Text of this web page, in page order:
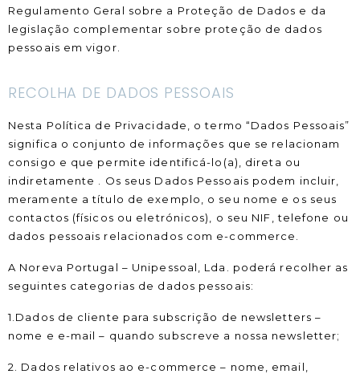
Regulamento Geral sobre a Proteção de Dados e da
legislação complementar sobre proteção de dados
pessoais em vigor.
RECOLHA DE DADOS PESSOAIS
Nesta Política de Privacidade, o termo “Dados Pessoais”
significa o conjunto de informações que se relacionam
consigo e que permite identificá-lo(a), direta ou
indiretamente . Os seus Dados Pessoais podem incluir,
meramente a título de exemplo, o seu nome e os seus
contactos (físicos ou eletrónicos), o seu NIF, telefone ou
dados pessoais relacionados com e-commerce.
A Noreva Portugal – Unipessoal, Lda. poderá recolher as
seguintes categorias de dados pessoais:
1.Dados de cliente para subscrição de newsletters –
nome e e-mail – quando subscreve a nossa newsletter;
2. Dados relativos ao e-commerce – nome, email,